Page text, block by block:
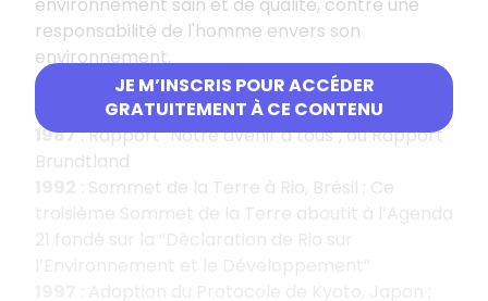
JE M’INSCRIS POUR ACCÉDER
GRATUITEMENT À CE CONTENU
responsabilité de l'homme envers son
environnement.
1985
: Convention de Vienne pour la protection
de la couche d’ozone
1987: Rapport "Notre avenir à tous", ou Rapport
Brundtland
: Sommet de la Terre à Rio, Brésil ; Ce